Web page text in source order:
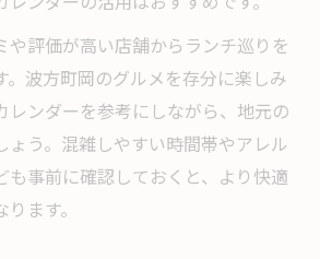
が注目されるランチの傾向分析
満喫できるランチの選び方
チで味わうご当地グルメの選び方
ど人気店のランチ活用術
めランチカフェの見極めポイン
や評価が高い店舗からランチ巡りを
波方町岡のグルメを存分に楽しみ
レンダーを参考にしながら、地元の
ょう。混雑しやすい時間帯やアレル
も事前に確認しておくと、より快適
ます。